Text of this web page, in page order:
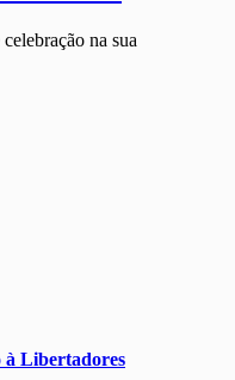
na sua
à Libertadores